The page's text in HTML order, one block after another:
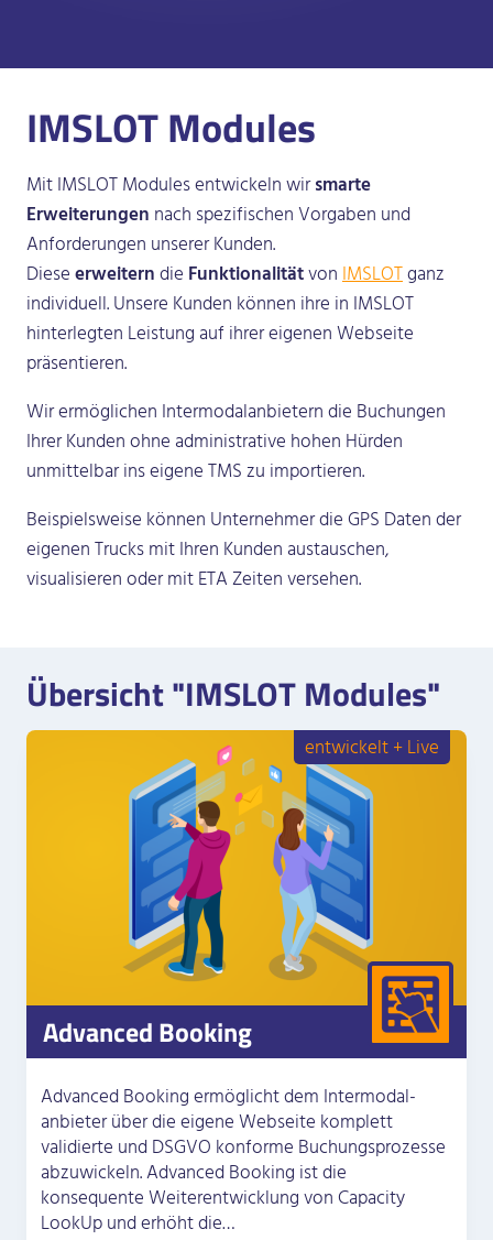
IMSLOT Modules
Mit IMSLOT Modules entwickeln wirsmarte
Erweiterungen nach spezifischen Vorgaben und
Anforderungen unserer Kunden.
Dieseerweiterndie FunktionalitätvonIMSLOTganz
individuell. Unsere Kunden können ihre in IMSLOT
hinterlegten Leistung auf ihrer eigenen Webseite
präsentieren.
Wir ermöglichen Intermodalanbietern die Buchungen
Ihrer Kunden ohne administrative hohen Hürden
unmittelbar ins eigene TMS zu importieren.
Beispielsweise können Unternehmer die GPS Daten der
eigenen Trucks mit Ihren Kunden austauschen,
visualisieren oder mit ETA Zeiten versehen.
Übersicht "IMSLOT Modules"
entwickelt + Live
Advanced Booking
Advanced Booking ermöglicht dem Intermodal­
anbieter über die eigene Webseite komplett
validierte und DSGVO konforme Buchungs­prozesse
abzuwickeln. Advanced Booking ist die
konsequente Weiter­entwicklung von Capacity
LookUp und erhöht die…